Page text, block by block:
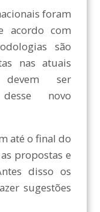
foram
acordo com
são
nas atuais
ser
novo
até o final do
propostas e
disso os
sugestões